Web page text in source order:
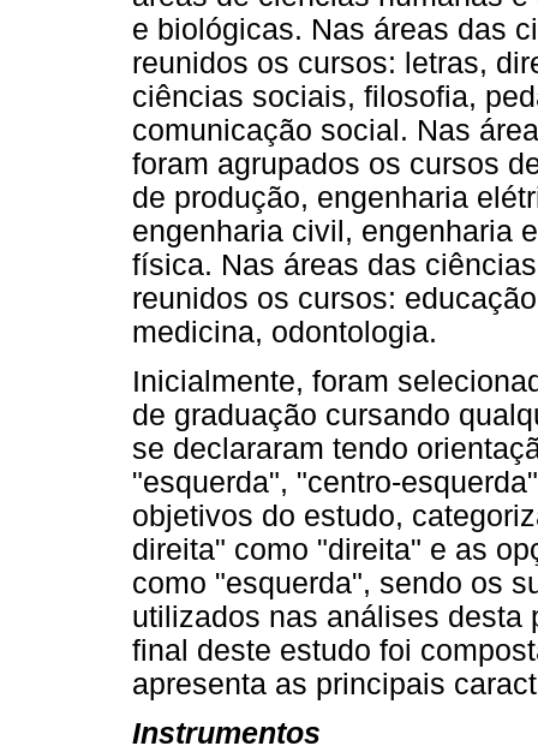
e biológicas. Nas áreas das
reunidos os cursos: letras,
ciências sociais, filosofia,
comunicação social. Nas
foram agrupados os cursos
de produção, engenharia
engenharia civil, engenharia
física. Nas áreas das
reunidos os cursos:
medicina, odontologia.
Inicialmente, foram
de graduação cursando
se declararam tendo
"esquerda", "centro-
objetivos do estudo,
direita" como "direita" e as
como "esquerda", sendo os
utilizados nas análises desta
final deste estudo foi
apresenta as principais
Instrumentos